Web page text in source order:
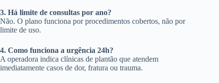
3. Há limite de consultas por ano?
Não. O plano funciona por procedimentos cobertos, não por
limite de uso.
4. Como funciona a urgência 24h?
A operadora indica clínicas de plantão que atendem
imediatamente casos de dor, fratura ou trauma.